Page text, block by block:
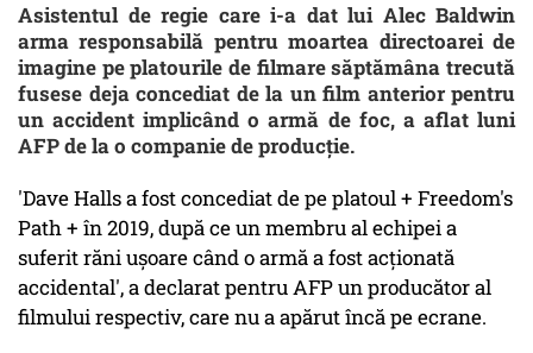
Asistentul de regie care i-a dat lui Alec Baldwin
arma responsabilă pentru moartea directoarei de
imagine pe platourile de filmare săptămâna trecută
fusese deja concediat de la un film anterior pentru
un accident implicând o armă de foc, a aflat luni
AFP de la o companie de producţie.
'Dave Halls a fost concediat de pe platoul + Freedom's
Path + în 2019, după ce un membru al echipei a
suferit răni uşoare când o armă a fost acţionată
accidental', a declarat pentru AFP un producător al
filmului respectiv, care nu a apărut încă pe ecrane.